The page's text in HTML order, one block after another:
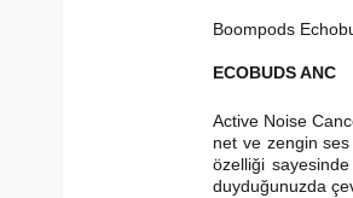
Boompods
ECOBUDS ANC
Active Noise
net ve zengin
özelliği
duyduğunuzda